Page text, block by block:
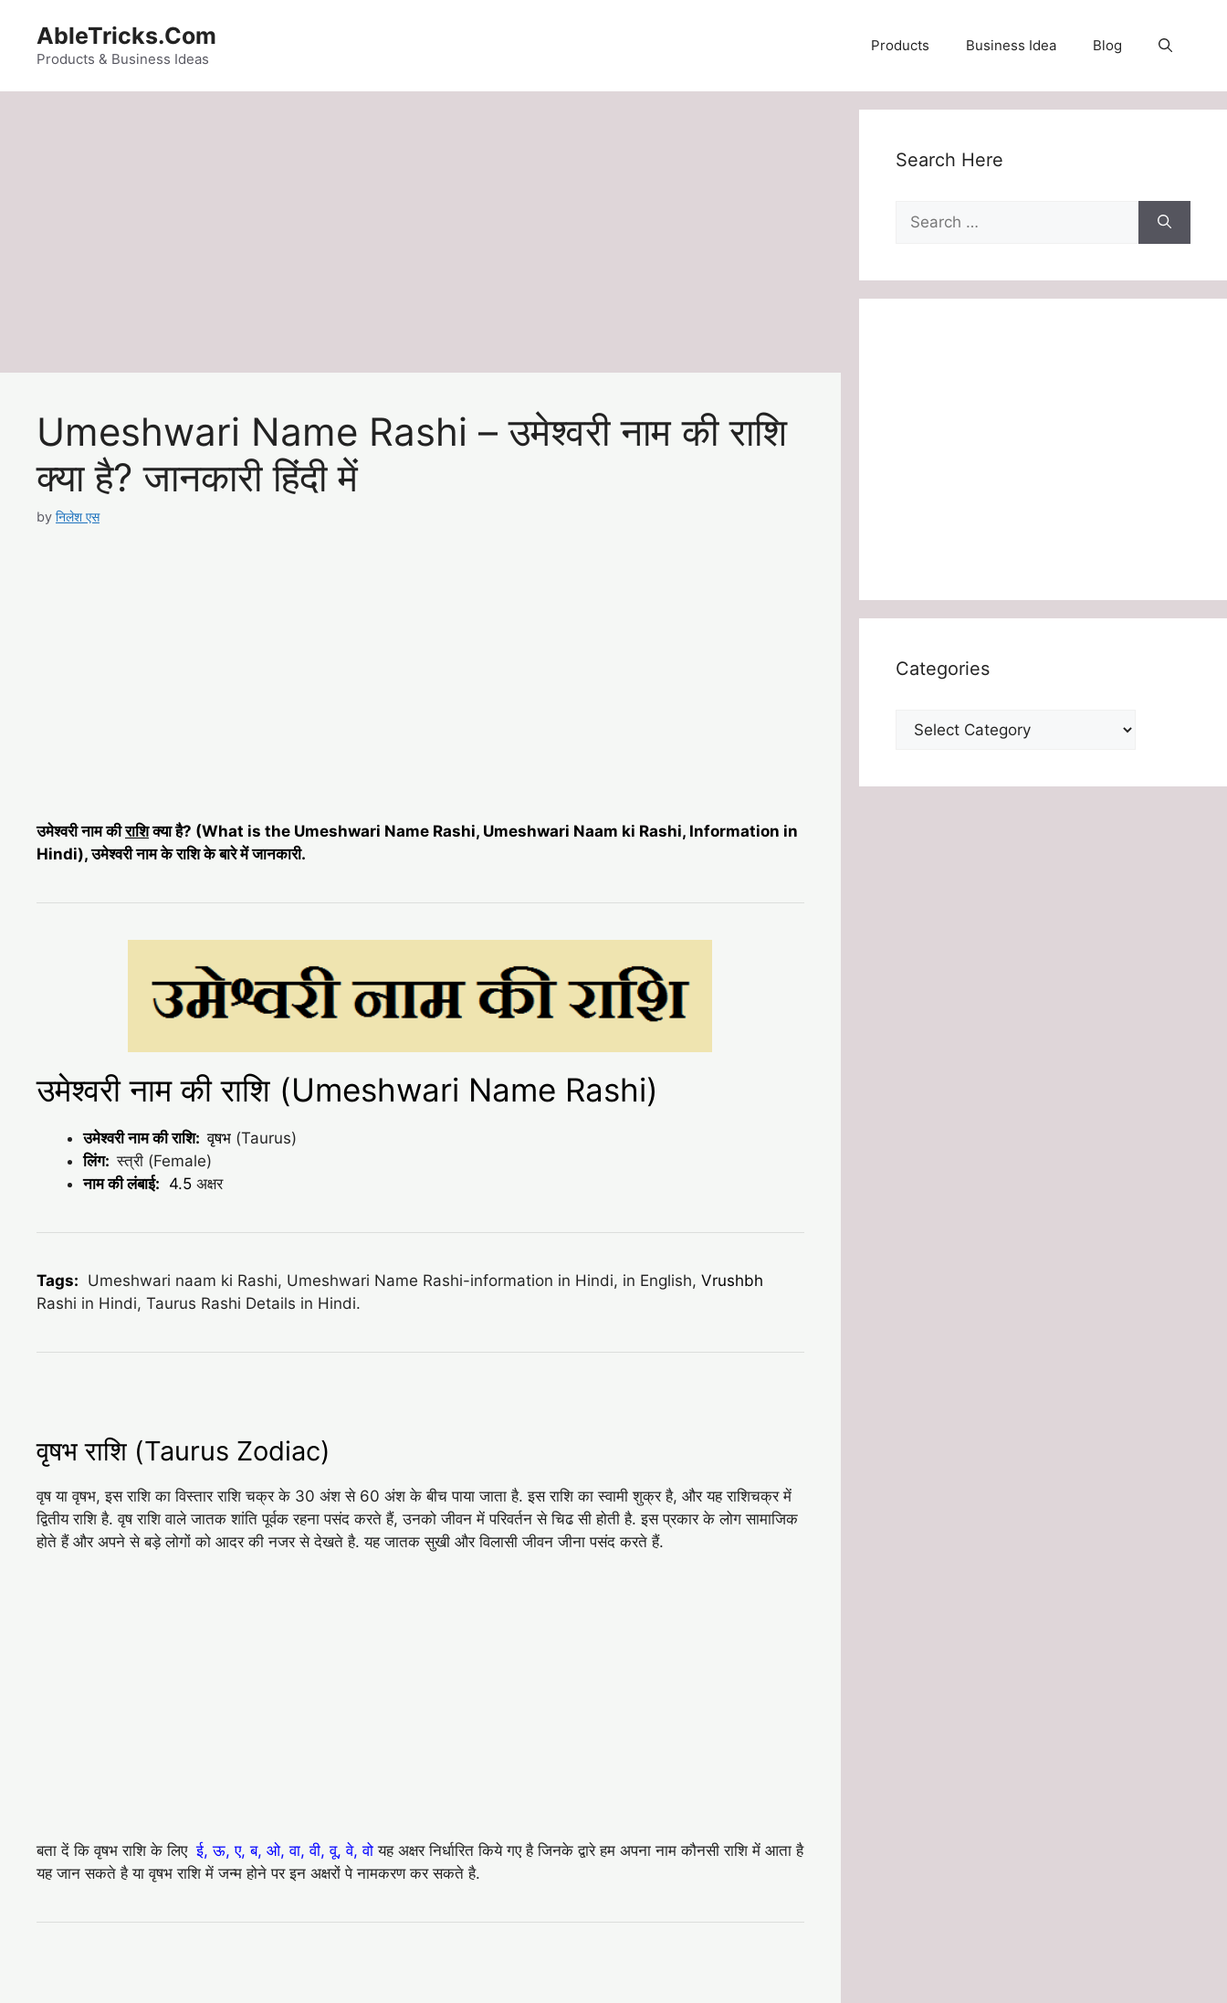
content
AbleTricks.Com
Products & Business Ideas
Products Business Idea Blog
Umeshwari Name Rashi – उमेश्वरी नाम की राशि
क्या है? जानकारी हिंदी में
by निलेश एस
उमेश्वरी नाम कीराशिक्या है? (What is the Umeshwari Name Rashi, Umeshwari Naam ki Rashi, Information in
Hindi), उमेश्वरी नाम के राशि के बारे में जानकारी.
उमेश्वरी नाम की राशि (Umeshwari Name Rashi)
उमेश्वरी नाम की राशि:वृषभ (Taurus)
लिंग:स्त्री (Female)
नाम की लंबाई: 4.5 अक्षर
Tags: Umeshwari naam ki Rashi, Umeshwari Name Rashi-information in Hindi, in English, Vrushbh
Rashi in Hindi, Taurus Rashi Details in Hindi.
वृषभ राशि (Taurus Zodiac)
वृष या वृषभ, इस राशि का विस्तार राशि चक्र के 30 अंश से 60 अंश के बीच पाया जाता है. इस राशि का स्वामी शुक्र है, और यह राशिचक्र में
द्वितीय राशि है. वृष राशि वाले जातक शांति पूर्वक रहना पसंद करते हैं, उनको जीवन में परिवर्तन से चिढ सी होती है. इस प्रकार के लोग सामाजिक
होते हैं और अपने से बड़े लोगों को आदर की नजर से देखते है. यह जातक सुखी और विलासी जीवन जीना पसंद करते हैं.
बता दें कि वृषभ राशि के लिएई, ऊ, ए, ब, ओ, वा, वी, वू, वे, वो यह अक्षर निर्धारित किये गए है जिनके द्वारे हम अपना नाम कौनसी राशि में आता है
यह जान सकते है या वृषभ राशि में जन्म होने पर इन अक्षरों पे नामकरण कर सकते है.
Search Here
Search
for:
Categories
Categories